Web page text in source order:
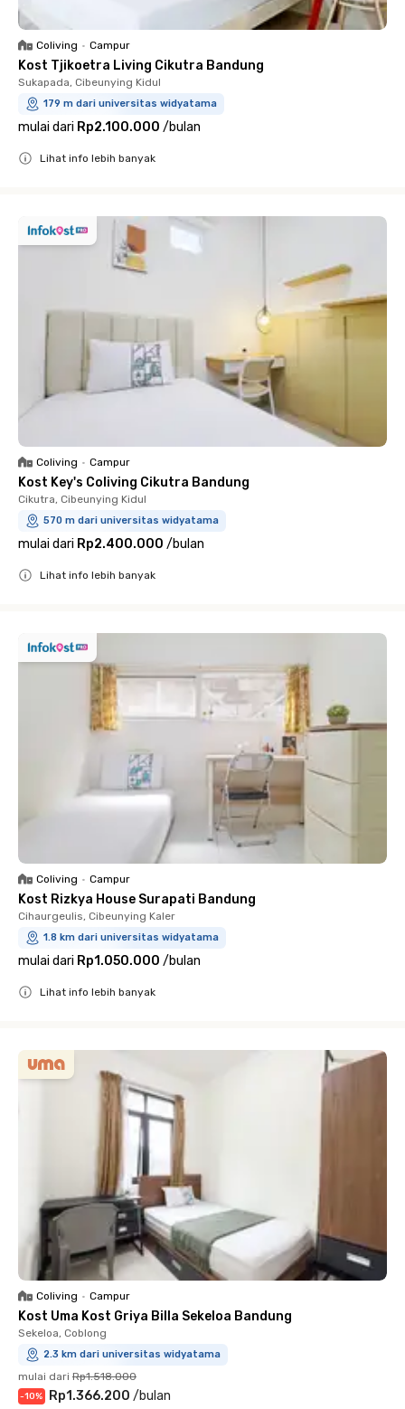
Coliving • Campur
Kost Tjikoetra Living Cikutra Bandung
Sukapada, Cibeunying Kidul
179 m dari universitas widyatama
mulai dari Rp2.100.000 /bulan
Lihat info lebih banyak
Coliving • Campur
Kost Key's Coliving Cikutra Bandung
Cikutra, Cibeunying Kidul
570 m dari universitas widyatama
mulai dari Rp2.400.000 /bulan
Lihat info lebih banyak
Coliving • Campur
Kost Rizkya House Surapati Bandung
Cihaurgeulis, Cibeunying Kaler
1.8 km dari universitas widyatama
mulai dari Rp1.050.000 /bulan
Lihat info lebih banyak
Coliving • Campur
Kost Uma Kost Griya Billa Sekeloa Bandung
Sekeloa, Coblong
2.3 km dari universitas widyatama
mulai dari Rp1.518.000
-10% Rp1.366.200 /bulan